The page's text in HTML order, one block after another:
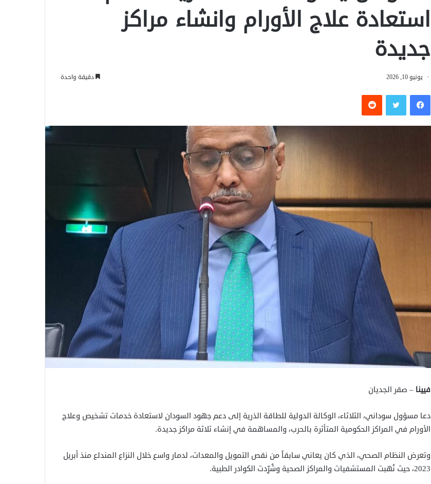
استعادة علاج الأورام وانشاء مراكز
جديدة
يونيو 10, 2026 دقيقة واحدة
فيسبوكتويتر
فيينا – صقر الجديان
دعا مسؤول سوداني، الثلاثاء، الوكالة الدولية للطاقة الذرية إلى دعم جهود السودان لاستعادة خدمات تشخيص وعلاج
الأورام في المراكز الحكومية المتأثرة بالحرب، والمساهمة في إنشاء ثلاثة مراكز جديدة.
وتعرض النظام الصحي، الذي كان يعاني سابقاً من نقص التمويل والمعدات، لدمار واسع خلال النزاع المندلع منذ أبريل
2023، حيث نُهبت المستشفيات والمراكز الصحية وشُرِّدت الكوادر الطبية.